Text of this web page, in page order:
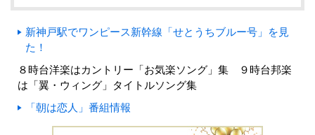
新神戸駅でワンピース新幹線「せとうちブルー号」を見
た！
８時台洋楽はカントリー「お気楽ソング」集 ９時台邦楽
は「翼・ウィング」タイトルソング集
「朝は恋人」番組情報